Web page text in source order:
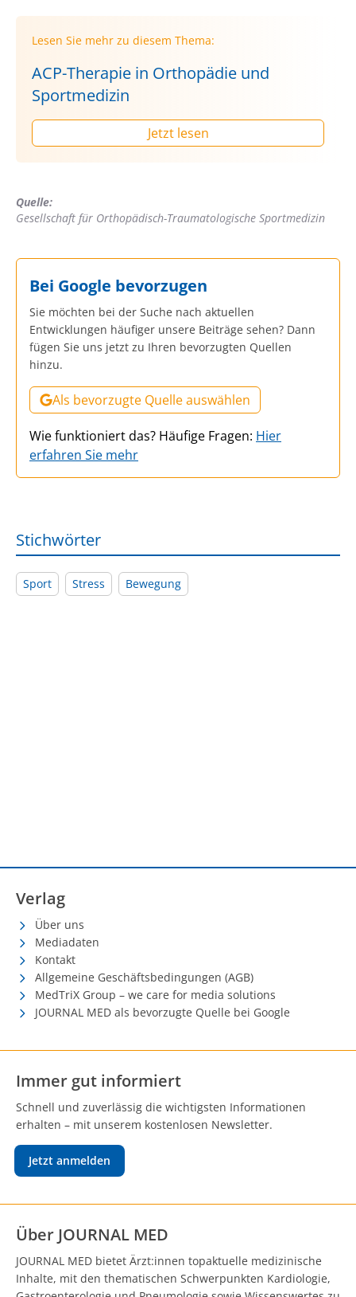
Lesen Sie mehr zu diesem Thema:
ACP-Therapie in Orthopädie und
Sportmedizin
Jetzt lesen
Quelle:
Gesellschaft für Orthopädisch-Traumatologische Sportmedizin
Bei Google bevorzugen
Sie möchten bei der Suche nach aktuellen
Entwicklungen häufiger unsere Beiträge sehen? Dann
fügen Sie uns jetzt zu Ihren bevorzugten Quellen
hinzu.
Als bevorzugte Quelle auswählen
Wie funktioniert das? Häufige Fragen: Hier
erfahren Sie mehr
Stichwörter
Sport Stress Bewegung
Verlag
Über uns
Mediadaten
Kontakt
Allgemeine Geschäftsbedingungen (AGB)
MedTriX Group – we care for media solutions
JOURNAL MED als bevorzugte Quelle bei Google
Immer gut informiert
Schnell und zuverlässig die wichtigsten Informationen
erhalten – mit unserem kostenlosen Newsletter.
Jetzt anmelden
Über JOURNAL MED
JOURNAL MED bietet Ärzt:innen topaktuelle medizinische
Inhalte, mit den thematischen Schwerpunkten Kardiologie,